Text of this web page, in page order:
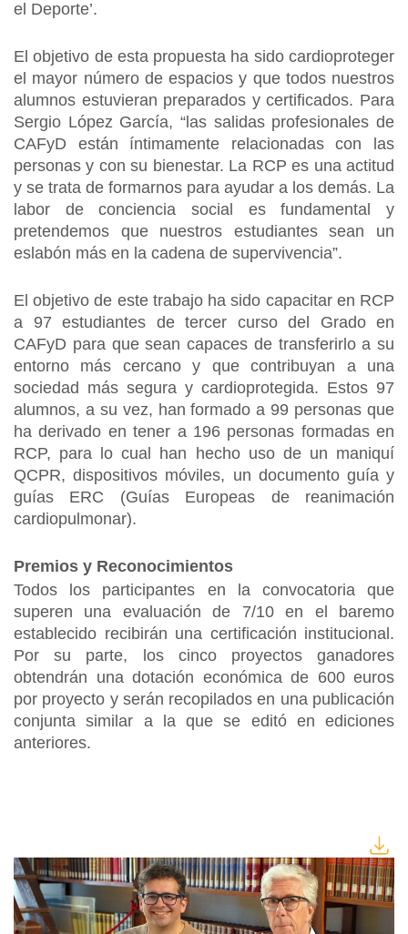
el Deporte’.
El objetivo de esta propuesta ha sido cardioproteger
el mayor número de espacios y que todos nuestros
alumnos estuvieran preparados y certificados. Para
Sergio López García, “las salidas profesionales de
CAFyD están íntimamente relacionadas con las
personas y con su bienestar. La RCP es una actitud
y se trata de formarnos para ayudar a los demás. La
labor de conciencia social es fundamental y
pretendemos que nuestros estudiantes sean un
eslabón más en la cadena de supervivencia”.
El objetivo de este trabajo ha sido capacitar en RCP
a 97 estudiantes de tercer curso del Grado en
CAFyD para que sean capaces de transferirlo a su
entorno más cercano y que contribuyan a una
sociedad más segura y cardioprotegida. Estos 97
alumnos, a su vez, han formado a 99 personas que
ha derivado en tener a 196 personas formadas en
RCP, para lo cual han hecho uso de un maniquí
QCPR, dispositivos móviles, un documento guía y
guías ERC (Guías Europeas de reanimación
cardiopulmonar).
Premios y Reconocimientos
Todos los participantes en la convocatoria que
superen una evaluación de 7/10 en el baremo
establecido recibirán una certificación institucional.
Por su parte, los cinco proyectos ganadores
obtendrán una dotación económica de 600 euros
por proyecto y serán recopilados en una publicación
conjunta similar a la que se editó en ediciones
anteriores.